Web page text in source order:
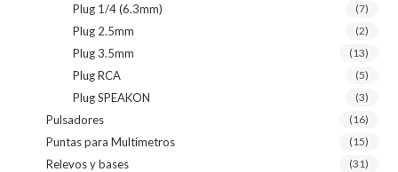
Plug 1/4 (6.3mm) (7)
Plug 2.5mm (2)
Plug 3.5mm (13)
Plug RCA (5)
Plug SPEAKON (3)
Pulsadores (16)
Puntas para Multímetros (15)
Relevos y bases (31)